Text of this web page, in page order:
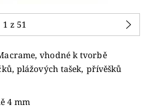
1 z 51
, vhodné k tvorbě
plážových tašek, přívěšků
4 mm